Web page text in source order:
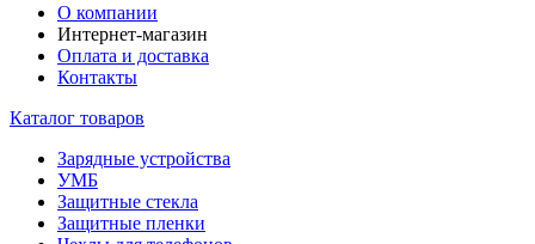
О компании
Интернет-магазин
Оплата и доставка
Контакты
Каталог товаров
Зарядные устройства
УМБ
Защитные стекла
Защитные пленки